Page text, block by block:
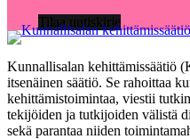
Tilaa uutiskirje
Kunnallisalan kehittämissäätiö
itsenäinen säätiö. Se rahoittaa
kehittämistoimintaa, viestii
tekijöiden ja tutkijoiden välistä
sekä parantaa niiden